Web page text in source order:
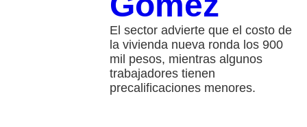
El sector advierte que el costo de
la vivienda nueva ronda los 900
mil pesos, mientras algunos
trabajadores tienen
precalificaciones menores.